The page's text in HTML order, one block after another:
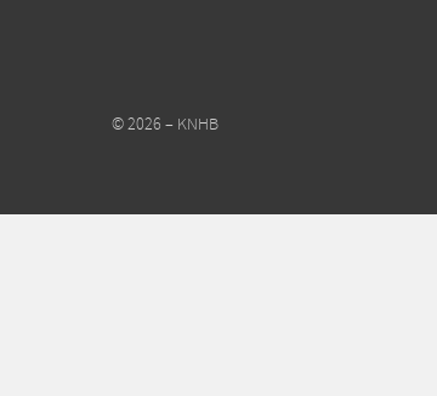
© 2026 – KNHB